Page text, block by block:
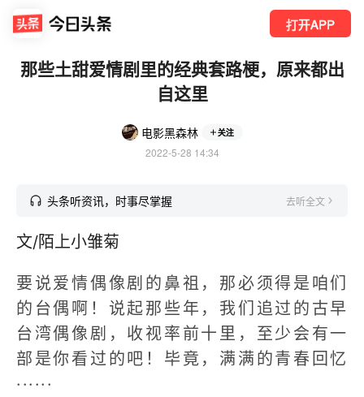
打开APP
那些土甜爱情剧里的经典套路梗，原来都出
自这里
电影黑森林 关注
2022-5-28 14:34
头条听资讯，时事尽掌握 去听全文
文/陌上小雏菊
要说爱情偶像剧的鼻祖，那必须得是咱们
的台偶啊！说起那些年，我们追过的古早
台湾偶像剧，收视率前十里，至少会有一
部是你看过的吧！毕竟，满满的青春回忆
······